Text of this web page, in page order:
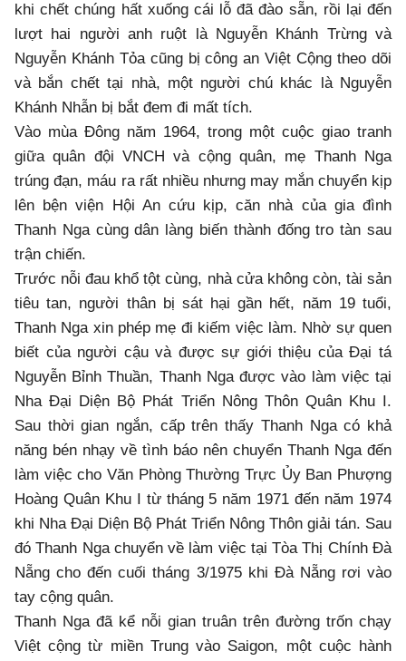
khi chết chúng hất xuống cái lỗ đã đào sẵn, rồi lại đến
lượt hai người anh ruột là Nguyễn Khánh Trừng và
Nguyễn Khánh Tỏa cũng bị công an Việt Cộng theo dõi
và bắn chết tại nhà, một người chú khác là Nguyễn
Khánh Nhẫn bị bắt đem đi mất tích.
Vào mùa Đông năm 1964, trong một cuộc giao tranh
giữa quân đội VNCH và cộng quân, mẹ Thanh Nga
trúng đạn, máu ra rất nhiều nhưng may mắn chuyển kịp
lên bện viện Hội An cứu kịp, căn nhà của gia đình
Thanh Nga cùng dân làng biến thành đống tro tàn sau
trận chiến.
Trước nỗi đau khổ tột cùng, nhà cửa không còn, tài sản
tiêu tan, người thân bị sát hại gần hết, năm 19 tuổi,
Thanh Nga xin phép mẹ đi kiếm việc làm. Nhờ sự quen
biết của người cậu và được sự giới thiệu của Đại tá
Nguyễn Bỉnh Thuần, Thanh Nga được vào làm việc tại
Nha Đại Diện Bộ Phát Triển Nông Thôn Quân Khu I.
Sau thời gian ngắn, cấp trên thấy Thanh Nga có khả
năng bén nhạy về tình báo nên chuyển Thanh Nga đến
làm việc cho Văn Phòng Thường Trực Ủy Ban Phượng
Hoàng Quân Khu I từ tháng 5 năm 1971 đến năm 1974
khi Nha Đại Diện Bộ Phát Triển Nông Thôn giải tán. Sau
đó Thanh Nga chuyển về làm việc tại Tòa Thị Chính Đà
Nẵng cho đến cuối tháng 3/1975 khi Đà Nẵng rơi vào
tay cộng quân.
Thanh Nga đã kể nỗi gian truân trên đường trốn chạy
Việt cộng từ miền Trung vào Saigon, một cuộc hành